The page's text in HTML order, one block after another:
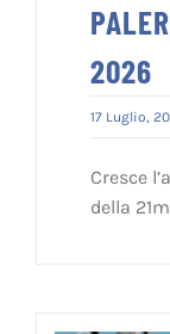
2026
17 Luglio,
Cresce
della